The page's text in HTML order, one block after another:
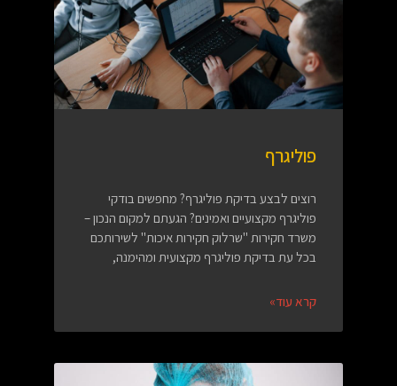
פוליגרף
רוצים לבצע בדיקת פוליגרף? מחפשים בודקי
פוליגרף מקצועיים ואמינים? הגעתם למקום הנכון –
משרד חקירות "שרלוק חקירות איכות" לשירותכם
בכל עת בדיקת פוליגרף מקצועית ומהימנה,
קרא עוד»